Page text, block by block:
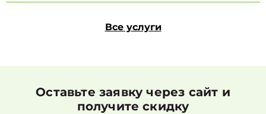
Все услуги
Оставьте заявку через сайт и
получите скидку